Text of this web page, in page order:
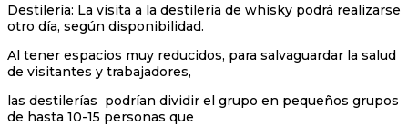
Destilería: La visita a la destilería de whisky podrá realizarse
otro día, según disponibilidad.
Al tener espacios muy reducidos, para salvaguardar la salud
de visitantes y trabajadores,
las destilerías podrían dividir el grupo en pequeños grupos
de hasta 10-15 personas que